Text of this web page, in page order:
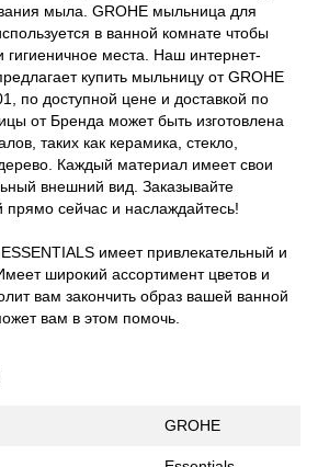
мыла. GROHE мыльница для
в ванной комнате чтобы
гигиеничное места. Наш интернет-
купить мыльницу от GROHE
по доступной цене и доставкой по
от Бренда может быть изготовлена
таких как керамика, стекло,
Каждый материал имеет свои
внешний вид. Заказывайте
сейчас и наслаждайтесь!
имеет привлекательный и
широкий ассортимент цветов и
вам закончить образ вашей ванной
вам в этом помочь.
GROHE